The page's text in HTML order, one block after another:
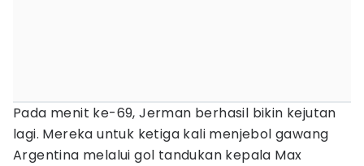
Pada menit ke-69, Jerman berhasil bikin kejutan
lagi. Mereka untuk ketiga kali menjebol gawang
Argentina melalui gol tandukan kepala Max